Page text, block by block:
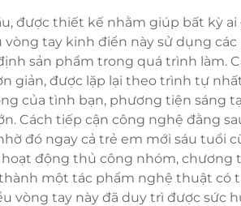
được thiết kế nhằm giúp bất kỳ ai
tay kinh điển này sử dụng
sản phẩm trong quá trình làm.
giản, được lặp lại theo trình tự
của tình bạn, phương tiện sáng
Cách tiếp cận công nghệ đằng
đó ngay cả trẻ em mới sáu tuổi
động thủ công nhóm, chương
một tác phẩm nghệ thuật có
vòng tay này đã duy trì được sức